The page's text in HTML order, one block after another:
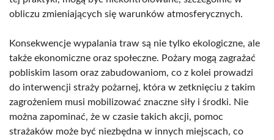
obliczu zmieniających się warunków atmosferycznych.
Konsekwencje wypalania traw są nie tylko ekologiczne, ale
także ekonomiczne oraz społeczne. Pożary mogą zagrażać
pobliskim lasom oraz zabudowaniom, co z kolei prowadzi
do interwencji straży pożarnej, która w zetknięciu z takim
zagrożeniem musi mobilizować znaczne siły i środki. Nie
można zapominać, że w czasie takich akcji, pomoc
strażaków może być niezbędna w innych miejscach, co